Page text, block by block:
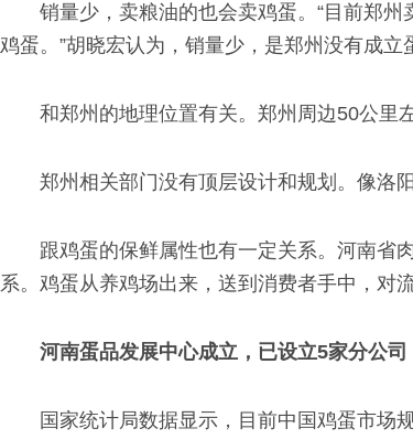
销量少，卖粮油的也会卖鸡蛋。“目前郑
鸡蛋。”胡晓宏认为，销量少，是郑州没有成立
和郑州的地理位置有关。郑州周边50公里
郑州相关部门没有顶层设计和规划。像洛
跟鸡蛋的保鲜属性也有一定关系。河南省
系。鸡蛋从养鸡场出来，送到消费者手中，对
河南蛋品发展中心成立，已设立5家分公司
国家统计局数据显示，目前中国鸡蛋市场